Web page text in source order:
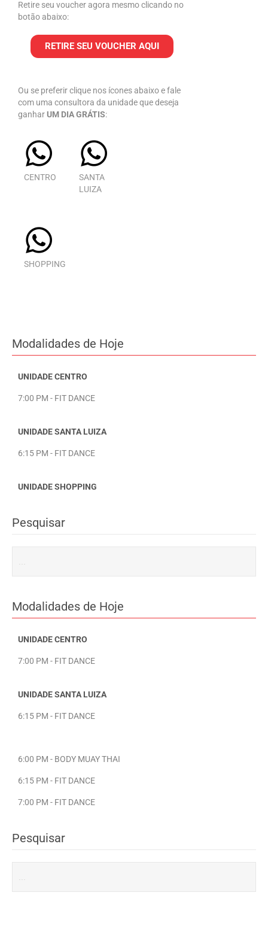
Retire seu voucher agora mesmo clicando no
botão abaixo:
RETIRE SEU VOUCHER AQUI
Ou se preferir clique nos ícones abaixo e fale
com uma consultora da unidade que deseja
ganharUM DIA GRÁTIS:
CENTRO
SANTA
LUIZA
SHOPPING
Modalidades de Hoje
UNIDADE CENTRO
7:00 PM - FIT DANCE
UNIDADE SANTA LUIZA
6:15 PM - FIT DANCE
UNIDADE SHOPPING
Pesquisar
Modalidades de Hoje
UNIDADE CENTRO
7:00 PM - FIT DANCE
UNIDADE SANTA LUIZA
6:15 PM - FIT DANCE
6:00 PM - BODY MUAY THAI
6:15 PM - FIT DANCE
7:00 PM - FIT DANCE
Pesquisar